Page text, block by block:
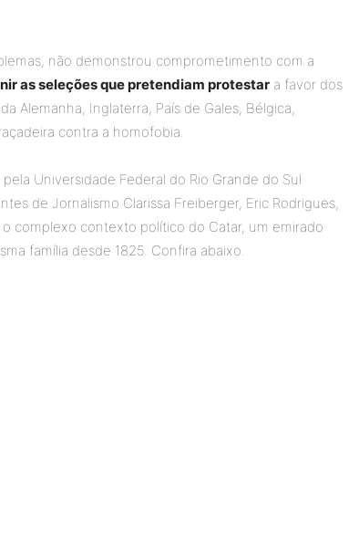
não demonstrou comprometimento com a
as seleções que pretendiam protestar a favor dos
Alemanha, Inglaterra, País de Gales, Bélgica,
contra a homofobia.
Universidade Federal do Rio Grande do Sul
de Jornalismo Clarissa Freiberger, Eric Rodrigues,
complexo contexto político do Catar, um emirado
família desde 1825. Confira abaixo.